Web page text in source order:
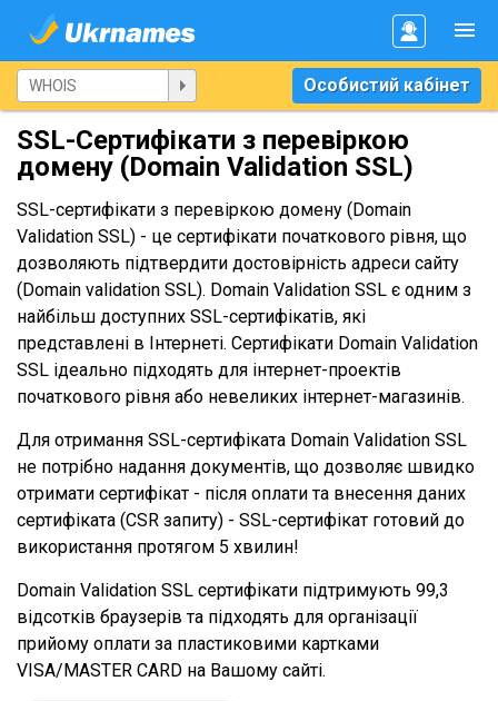
Особистий кабінет
SSL-Сертифікати з перевіркою
домену (Domain Validation SSL)
SSL-сертифікати з перевіркою домену (Domain
Validation SSL) - це сертифікати початкового рівня, що
дозволяють підтвердити достовірність адреси сайту
(Domain validation SSL). Domain Validation SSL є одним з
найбільш доступних SSL-сертифікатів, які
представлені в Інтернеті. Сертифікати Domain Validation
SSL ідеально підходять для інтернет-проектів
початкового рівня або невеликих інтернет-магазинів.
Для отримання SSL-сертифіката Domain Validation SSL
не потрібно надання документів, що дозволяє швидко
отримати сертифікат - після оплати та внесення даних
сертифіката (CSR запиту) - SSL-сертифікат готовий до
використання протягом 5 хвилин!
Domain Validation SSL сертифікати підтримують 99,3
відсотків браузерів та підходять для організації
прийому оплати за пластиковими картками
VISA/MASTER CARD на Вашому сайті.